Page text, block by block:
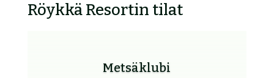
Röykkä Resortin tilat
Metsäklubi